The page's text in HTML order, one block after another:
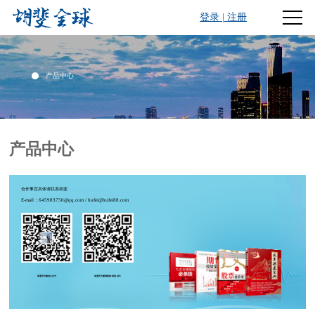
登录 |注册
产品中心
产品中心
合作事宜具体请联系胡斐
E-mail：645983750@qq.com / hufei@hufei88.com
胡斐官方微信公众号 胡斐官方微博昵称:胡斐-戊午